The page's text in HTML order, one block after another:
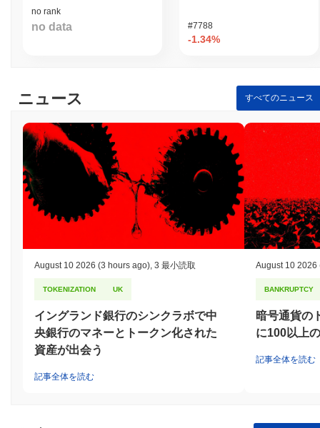
録した全体の暗号市場を下回っています。これは、より広範な市
場のモメンタムと比較して、DOGEの価格アクションにおける一
no rank
no data #7788
-1.34%
ニュース すべてのニュース
August 10 2026 (3 hours ago) 3 最小読取
TOKENIZATION UK
イングランド銀行のシンクラボで中
央銀行のマネーとトークン化された
資産が出会う
記事全体を読む
August 10 2026
BANKRUPTCY
暗号通貨の
に100以上
記事全体を読む